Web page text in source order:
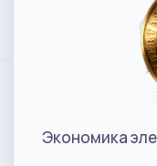
Экономика